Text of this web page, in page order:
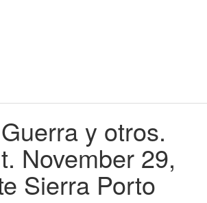
y otros.
November 29,
Sierra Porto